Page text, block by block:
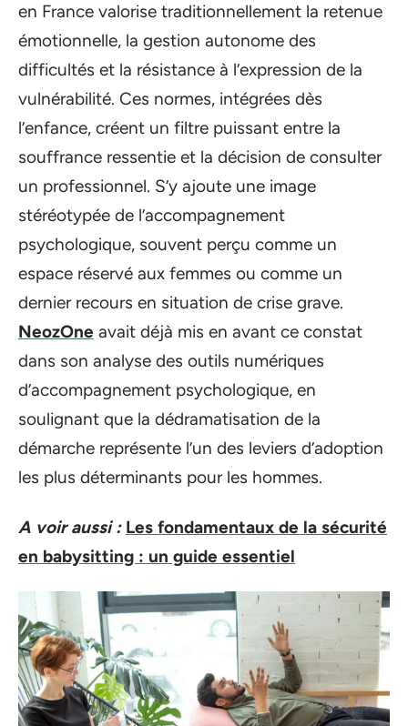
en France valorise traditionnellement la retenue
émotionnelle, la gestion autonome des
difficultés et la résistance à l’expression de la
vulnérabilité. Ces normes, intégrées dès
l’enfance, créent un filtre puissant entre la
souffrance ressentie et la décision de consulter
un professionnel. S’y ajoute une image
stéréotypée de l’accompagnement
psychologique, souvent perçu comme un
espace réservé aux femmes ou comme un
dernier recours en situation de crise grave.
NeozOne avait déjà mis en avant ce constat
dans son analyse des outils numériques
d’accompagnement psychologique, en
soulignant que la dédramatisation de la
démarche représente l’un des leviers d’adoption
les plus déterminants pour les hommes.
A voir aussi : Les fondamentaux de la sécurité
en babysitting : un guide essentiel